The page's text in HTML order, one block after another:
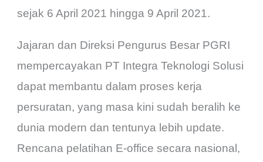
sejak 6 April 2021 hingga 9 April 2021.
Jajaran dan Direksi Pengurus Besar PGRI
mempercayakan PT Integra Teknologi Solusi
dapat membantu dalam proses kerja
persuratan, yang masa kini sudah beralih ke
dunia modern dan tentunya lebih update.
Rencana pelatihan E-office secara nasional,